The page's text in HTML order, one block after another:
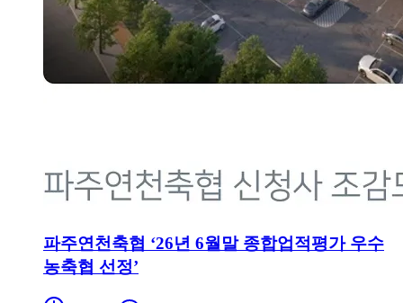
파주연천축협 ‘26년 6월말 종합업적평가 우수
농축협 선정’